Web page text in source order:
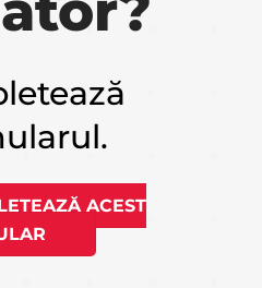
ACEST